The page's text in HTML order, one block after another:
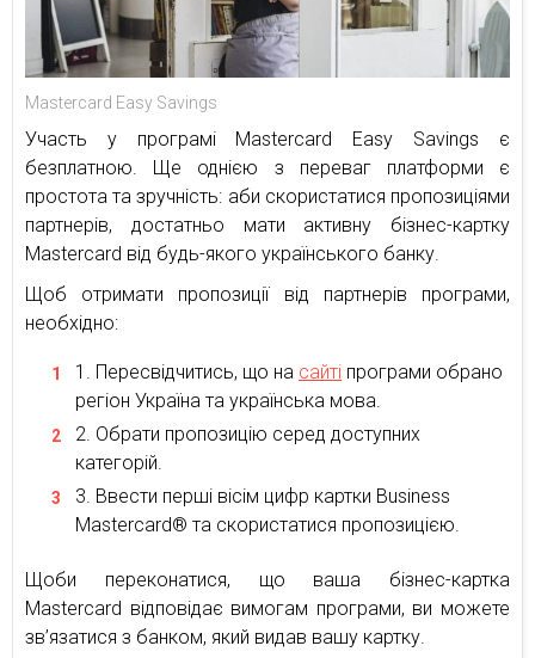
Mastercard Easy Savings
Участь у програмі Mastercard Easy Savings є
безплатною. Ще однією з переваг платформи є
простота та зручність: аби скористатися пропозиціями
партнерів, достатньо мати активну бізнес-картку
Mastercard від будь-якого українського банку.
Щоб отримати пропозиції від партнерів програми,
необхідно:
Пересвідчитись, що на сайті програми обрано
регіон Україна та українська мова.
Обрати пропозицію серед доступних
категорій.
Ввести перші вісім цифр картки Business
Mastercard® та скористатися пропозицією.
Щоби переконатися, що ваша бізнес-картка
Mastercard відповідає вимогам програми, ви можете
зв’язатися з банком, який видав вашу картку.